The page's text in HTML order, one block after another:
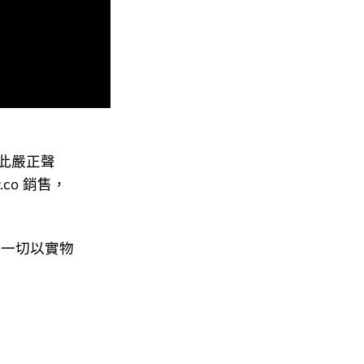
嚴正聲
銷售，
切以實物